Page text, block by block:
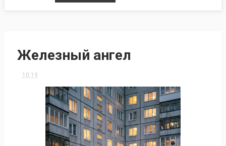
Железный ангел
10:19